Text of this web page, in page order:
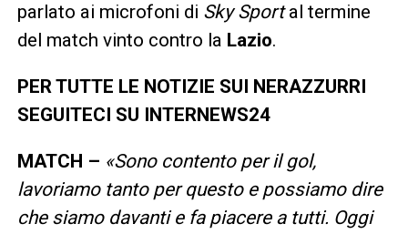
parlato ai microfoni di Sky Sportal termine
del match vinto contro la Lazio.
PER TUTTE LE NOTIZIE SUI NERAZZURRI
SEGUITECI SU INTERNEWS24
MATCH – «Sono contento per il gol,
lavoriamo tanto per questo e possiamo dire
che siamo davanti e fa piacere a tutti. Oggi